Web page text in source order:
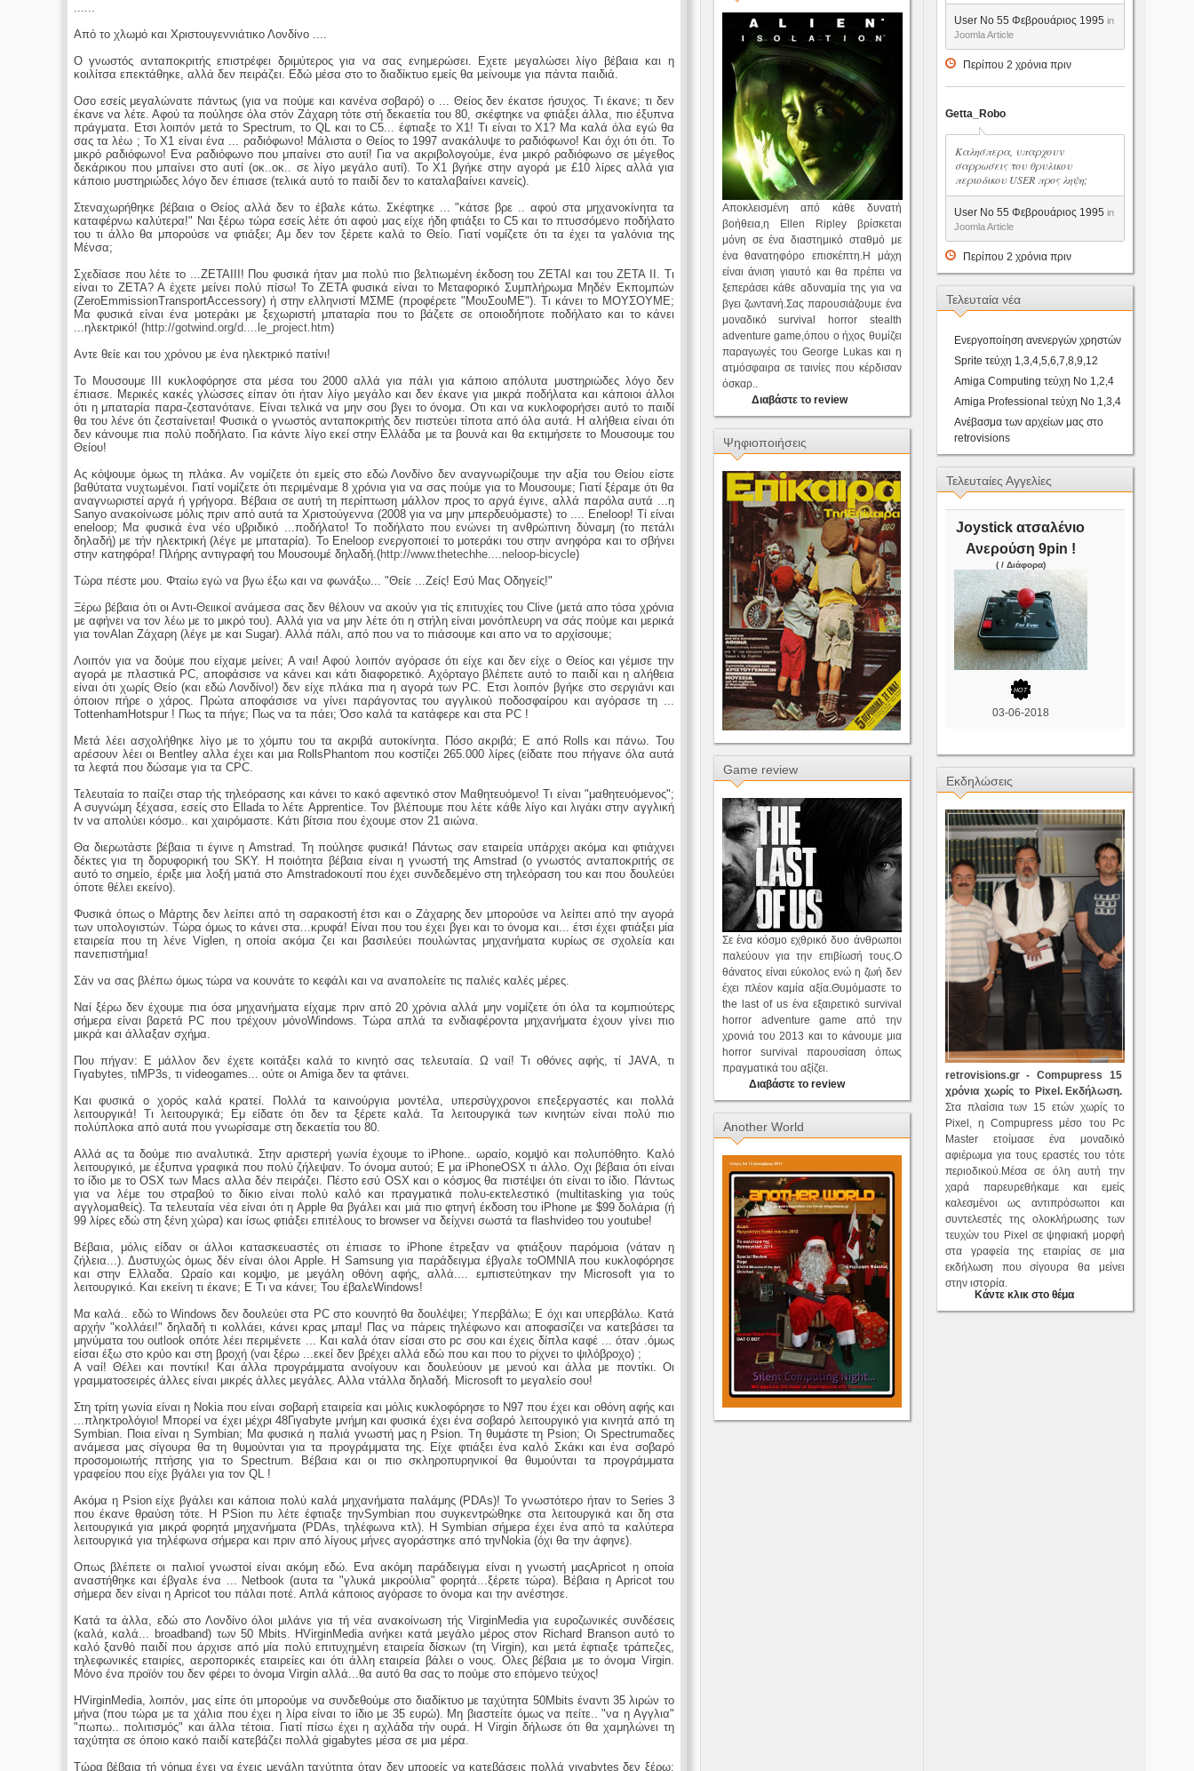
......
Από το χλωμό και Χριστουγεννιάτικο Λονδίνο ....
Ο γνωστός ανταποκριτής επιστρέφει δριμύτερος για να σας ενημερώσει. Εχετε μεγαλώσει λίγο βέβαια και η
κοιλίτσα επεκτάθηκε, αλλά δεν πειράζει. Εδώ μέσα στο το διαδίκτυο εμείς θα μείνουμε για πάντα παιδιά.
Οσο εσείς μεγαλώνατε πάντως (για να πούμε και κανένα σοβαρό) ο ... Θείος δεν έκατσε ήσυχος. Τι έκανε; τι δεν
έκανε να λέτε. Αφού τα πούλησε όλα στόν Ζάχαρη τότε στή δεκαετία του 80, σκέφτηκε να φτιάξει άλλα, πιο έξυπνα
πράγματα. Ετσι λοιπόν μετά το Spectrum, το QL και το C5... έφτιαξε το Χ1! Τι είναι το Χ1? Μα καλά όλα εγώ θα
σας τα λέω ; Το Χ1 είναι ένα ... ραδιόφωνο! Μάλιστα ο Θείος το 1997 ανακάλυψε το ραδιόφωνο! Και όχι ότι ότι. Το
μικρό ραδιόφωνο! Ενα ραδιόφωνο που μπαίνει στο αυτί! Για να ακριβολογούμε, ένα μικρό ραδιόφωνο σε μέγεθος
δεκάρικου που μπαίνει στο αυτί (οκ..οκ.. σε λίγο μεγάλο αυτί). Το Χ1 βγήκε στην αγορά με £10 λίρες αλλά για
κάποιο μυστηριώδες λόγο δεν έπιασε (τελικά αυτό το παιδί δεν το καταλαβαίνει κανείς).
Στεναχωρήθηκε βέβαια ο Θείος αλλά δεν το έβαλε κάτω. Σκέφτηκε ... "κάτσε βρε .. αφού στα μηχανοκίνητα τα
καταφέρνω καλύτερα!" Ναι ξέρω τώρα εσείς λέτε ότι αφού μας είχε ήδη φτιάξει το C5 και το πτυσσόμενο ποδήλατο
του τι άλλο θα μπορούσε να φτιάξει; Αμ δεν τον ξέρετε καλά το Θείο. Γιατί νομίζετε ότι τα έχει τα γαλόνια της
Μένσα;
Σχεδίασε που λέτε το ...ZETAIIΙ! Που φυσικά ήταν μια πολύ πιο βελτιωμένη έκδοση του ZETAI και του ΖΕΤΑ ΙΙ. Τι
είναι το ZETA? A έχετε μείνει πολύ πίσω! Το ΖΕΤΑ φυσικά είναι το Μεταφορικό Συμπλήρωμα Μηδέν Εκπομπών
(ΖeroEmmissionTransportAccessory) ή στην ελληνιστί ΜΣΜΕ (προφέρετε "ΜουΣουΜΕ"). Τι κάνει το ΜΟΥΣΟΥΜΕ;
Μα φυσικά είναι ένα μοτεράκι με ξεχωριστή μπαταρία που το βάζετε σε οποιοδήποτε ποδήλατο και το κάνει
...ηλεκτρικό! (http://gotwind.org/d....le_project.htm)
Αντε θείε και του χρόνου με ένα ηλεκτρικό πατίνι!
Το Μουσουμε ΙΙΙ κυκλοφόρησε στα μέσα του 2000 αλλά για πάλι για κάποιο απόλυτα μυστηριώδες λόγο δεν
έπιασε. Μερικές κακές γλώσσες είπαν ότι ήταν λίγο μεγάλο και δεν έκανε για μικρά ποδήλατα και κάποιοι άλλοι
ότι η μπαταρία παρα-ζεστανότανε. Είναι τελικά να μην σου βγει το όνομα. Οτι και να κυκλοφορήσει αυτό το παιδί
θα του λένε ότι ζεσταίνεται! Φυσικά ο γνωστός ανταποκριτής δεν πιστεύει τίποτα από όλα αυτά. Η αλήθεια είναι ότι
δεν κάνουμε πια πολύ ποδήλατο. Για κάντε λίγο εκεί στην Ελλάδα με τα βουνά και θα εκτιμήσετε το Μουσουμε του
Θείου!
Ας κόψουμε όμως τη πλάκα. Αν νομίζετε ότι εμείς στο εδώ Λονδίνο δεν αναγνωρίζουμε την αξία του Θείου είστε
βαθύτατα νυχτωμένοι. Γιατί νομίζετε ότι περιμέναμε 8 χρόνια για να σας πούμε για το Μουσουμε; Γιατί ξέραμε ότι θα
αναγνωριστεί αργά ή γρήγορα. Βέβαια σε αυτή τη περίπτωση μάλλον προς το αργά έγινε, αλλά παρόλα αυτά ...η
Sanyo ανακοίνωσε μόλις πριν από αυτά τα Χριστούγεννα (2008 για να μην μπερδευόμαστε) το .... Eneloop! Τί είναι
eneloop; Μα φυσικά ένα νέο υβριδικό ...ποδήλατο! Το ποδήλατο που ενώνει τη ανθρώπινη δύναμη (το πετάλι
δηλαδή) με τήν ηλεκτρική (λέγε με μπαταρία). Το Eneloop ενεργοποιεί το μοτεράκι του στην ανηφόρα και το σβήνει
στην κατηφόρα! Πλήρης αντιγραφή του Μουσουμέ δηλαδή.(http://www.thetechhe....neloop-bicycle)
Τώρα πέστε μου. Φταίω εγώ να βγω έξω και να φωνάξω... "Θείε ...Ζείς! Εσύ Μας Οδηγείς!"
Ξέρω βέβαια ότι οι Αντι-Θειικοί ανάμεσα σας δεν θέλουν να ακούν για τίς επιτυχίες του Clive (μετά απο τόσα χρόνια
με αφήνει να τον λέω με το μικρό του). Αλλά για να μην λέτε ότι η στήλη είναι μονόπλευρη να σάς πούμε και μερικά
για τονAlan Ζάχαρη (λέγε με και Sugar). Αλλά πάλι, από που να το πιάσουμε και απο να το αρχίσουμε;
Λοιπόν για να δούμε που είχαμε μείνει; Α ναι! Αφού λοιπόν αγόρασε ότι είχε και δεν είχε ο Θείος και γέμισε την
αγορά με πλαστικά PC, αποφάσισε να κάνει και κάτι διαφορετικό. Αχόρταγο βλέπετε αυτό το παιδί και η αλήθεια
είναι ότι χωρίς Θείο (και εδώ Λονδίνο!) δεν είχε πλάκα πια η αγορά των PC. Ετσι λοιπόν βγήκε στο σεργιάνι και
όποιον πήρε ο χάρος. Πρώτα αποφάσισε να γίνει παράγοντας του αγγλικού ποδοσφαίρου και αγόρασε τη ...
TottenhamHotspur ! Πως τα πήγε; Πως να τα πάει; Όσο καλά τα κατάφερε και στα PC !
Μετά λέει ασχολήθηκε λίγο με το χόμπυ του τα ακριβά αυτοκίνητα. Πόσο ακριβά; E από Rolls και πάνω. Του
αρέσουν λέει οι Bentley αλλα έχει και μια RollsPhantom που κοστίζει 265.000 λίρες (είδατε που πήγανε όλα αυτά
τα λεφτά που δώσαμε για τα CPC.
Τελευταία το παίζει σταρ τής τηλεόρασης και κάνει το κακό αφεντικό στον Μαθητευόμενο! Τι είναι "μαθητευόμενος";
Α συγνώμη ξέχασα, εσείς στο Ellada το λέτε Apprentice. Τον βλέπουμε που λέτε κάθε λίγο και λιγάκι στην αγγλική
tv να απολύει κόσμο.. και χαιρόμαστε. Κάτι βίτσια που έχουμε στον 21 αιώνα.
Θα διερωτάστε βέβαια τι έγινε η Amstrad. Τη πούλησε φυσικά! Πάντως σαν εταιρεία υπάρχει ακόμα και φτιάχνει
δέκτες για τη δορυφορική του SKY. Η ποιότητα βέβαια είναι η γνωστή της Amstrad (ο γνωστός ανταποκριτής σε
αυτό το σημείο, έριξε μια λοξή ματιά στο Amstradοκουτί που έχει συνδεδεμένο στη τηλεόραση του και που δουλεύει
όποτε θέλει εκείνο).
Φυσικά όπως ο Μάρτης δεν λείπει από τη σαρακοστή έτσι και ο Ζάχαρης δεν μπορούσε να λείπει από την αγορά
των υπολογιστών. Τώρα όμως το κάνει στα...κρυφά! Είναι που του έχει βγει και το όνομα και... έτσι έχει φτιάξει μία
εταιρεία που τη λένε Viglen, η οποία ακόμα ζει και βασιλεύει πουλώντας μηχανήματα κυρίως σε σχολεία και
πανεπιστήμια!
Σάν να σας βλέπω όμως τώρα να κουνάτε το κεφάλι και να αναπολείτε τις παλιές καλές μέρες.
Ναί ξέρω δεν έχουμε πια όσα μηχανήματα είχαμε πριν από 20 χρόνια αλλά μην νομίζετε ότι όλα τα κομπιούτερς
σήμερα είναι βαρετά PC που τρέχουν μόνοWindows. Τώρα απλά τα ενδιαφέροντα μηχανήματα έχουν γίνει πιο
μικρά και άλλαξαν σχήμα.
Που πήγαν: Ε μάλλον δεν έχετε κοιτάξει καλά το κινητό σας τελευταία. Ω ναί! Τι οθόνες αφής, τί JAVΑ, τι
Γιγαbytes, τιMP3s, τι videogames... ούτε οι Amiga δεν τα φτάνει.
Και φυσικά ο χορός καλά κρατεί. Πολλά τα καινούργια μοντέλα, υπερσύγχρονοι επεξεργαστές και πολλά
λειτουργικά! Τι λειτουργικά; Εμ είδατε ότι δεν τα ξέρετε καλά. Τα λειτουργικά των κινητών είναι πολύ πιο
πολύπλοκα από αυτά που γνωρίσαμε στη δεκαετία του 80.
Αλλά ας τα δούμε πιο αναλυτικά. Στην αριστερή γωνία έχουμε το iPhone.. ωραίο, κομψό και πολυπόθητο. Καλό
λειτουργικό, με έξυπνα γραφικά που πολύ ζήλεψαν. Το όνομα αυτού; Ε μα iPhoneOSX τι άλλο. Οχι βέβαια ότι είναι
το ίδιο με το OSX των Macs αλλα δέν πειράζει. Πέστο εσύ OSX και ο κόσμος θα πιστέψει ότι είναι το ίδιο. Πάντως
για να λέμε του στραβού το δίκιο είναι πολύ καλό και πραγματικά πολυ-εκτελεστικό (multitasking για τούς
αγγλομαθείς). Τα τελευταία νέα είναι ότι η Apple θα βγάλει και μιά πιο φτηνή έκδοση του iPhone με $99 δολάρια (ή
99 λίρες εδώ στη ξένη χώρα) και ίσως φτιάξει επιτέλους το browser να δείχνει σωστά τα flashvideo του youtube!
Βέβαια, μόλις είδαν οι άλλοι κατασκευαστές οτι έπιασε το iPhone έτρεξαν να φτιάξουν παρόμοια (νάταν η
ζήλεια...). Δυστυχώς όμως δέν είναι όλοι Apple. Η Samsung για παράδειγμα έβγαλε τοOMNIA που κυκλοφόρησε
και στην Ελλαδα. Ωραίο και κομψο, με μεγάλη οθόνη αφής, αλλά.... εμπιστεύτηκαν την Microsoft για το
λειτουργικό. Και εκείνη τι έκανε; Ε Tι να κάνει; Του έβαλεWindows!
Μα καλά.. εδώ το Windows δεν δουλεύει στα PC στο κουνητό θα δουλέψει; Υπερβάλω; Ε όχι και υπερβάλω. Κατά
αρχήν "κολλάει!" δηλαδή τι κολλάει, κάνει κρας μπαμ! Πας να πάρεις τηλέφωνο και αποφασίζει να κατεβάσει τα
μηνύματα του outlook οπότε λέει περιμένετε ... Και καλά όταν είσαι στο pc σου και έχεις δίπλα καφέ ... όταν .όμως
είσαι έξω στο κρύο και στη βροχή (ναι ξέρω ...εκεί δεν βρέχει αλλά εδώ που και που το ρίχνει το ψιλόβροχο) ;
Α ναί! Θέλει και ποντίκι! Και άλλα προγράμματα ανοίγουν και δουλεύουν με μενού και άλλα με ποντίκι. Οι
γραμματοσειρές άλλες είναι μικρές άλλες μεγάλες. Αλλα ντάλλα δηλαδή. Microsoft το μεγαλείο σου!
Στη τρίτη γωνία είναι η Nokia που είναι σοβαρή εταιρεία και μόλις κυκλοφόρησε το Ν97 που έχει και οθόνη αφής και
...πληκτρολόγιο! Μπορεί να έχει μέχρι 48Γιγαbyte μνήμη και φυσικά έχει ένα σοβαρό λειτουργικό για κινητά από τη
Symbian. Ποια είναι η Symbian; Μα φυσικά η παλιά γνωστή μας η Psion. Tη θυμάστε τη Psion; Οι Spectrumαδες
ανάμεσα μας σίγουρα θα τη θυμούνται για τα προγράμματα της. Είχε φτιάξει ένα καλό Σκάκι και ένα σοβαρό
προσομοιωτής πτήσης για το Spectrum. Βέβαια και οι πιο σκληροπυρηνικοί θα θυμούνται τα προγράμματα
γραφείου που είχε βγάλει για τον QL !
Ακόμα η Psion είχε βγάλει και κάποια πολύ καλά μηχανήματα παλάμης (PDAs)! Το γνωστότερο ήταν το Series 3
που έκανε θραύση τότε. Η PSion πυ λέτε έφτιαξε τηνSymbian που συγκεντρώθηκε στα λειτουργικά και δη στα
λειτουργικά για μικρά φορητά μηχανήματα (PDAs, τηλέφωνα κτλ). Η Symbian σήμερα έχει ένα από τα καλύτερα
λειτουργικά για τηλέφωνα σήμερα και πριν από λίγους μήνες αγοράστηκε από τηνNokia (όχι θα την άφηνε).
Οπως βλέπετε οι παλιοί γνωστοί είναι ακόμη εδώ. Ενα ακόμη παράδειγμα είναι η γνωστή μαςApricot η οποία
αναστήθηκε και έβγαλε ένα ... Netbook (αυτα τα "γλυκά μικρούλια" φορητά...ξέρετε τώρα). Βέβαια η Apricot του
σήμερα δεν είναι η Apricot του πάλαι ποτέ. Απλά κάποιος αγόρασε το όνομα και την ανέστησε.
Κατά τα άλλα, εδώ στο Λονδίνο όλοι μιλάνε για τή νέα ανακοίνωση τής VirginMedia για ευροζωνικές συνδέσεις
(καλά, καλά... broadband) των 50 Mbits. HVirginMedia ανήκει κατά μεγάλο μέρος στον Richard Branson αυτό το
καλό ξανθό παιδί που άρχισε από μία πολύ επιτυχημένη εταιρεία δίσκων (τη Virgin), και μετά έφτιαξε τράπεζες,
τηλεφωνικές εταιρίες, αεροπορικές εταιρείες και ότι άλλη εταιρεία βάλει ο νους. Ολες βέβαια με το όνομα Virgin.
Μόνο ένα προϊόν του δεν φέρει το όνομα Virgin αλλά...θα αυτό θα σας το πούμε στο επόμενο τεύχος!
ΗVirginMedia, λοιπόν, μας είπε ότι μπορούμε να συνδεθούμε στο διαδίκτυο με ταχύτητα 50Mbits έναντι 35 λιρών το
μήνα (που τώρα με τα χάλια που έχει η λίρα είναι το ίδιο με 35 ευρώ). Μη βιαστείτε όμως να πείτε.. "να η Αγγλια"
"πωπω.. πολιτισμός" και άλλα τέτοια. Γιατί πίσω έχει η αχλάδα τήν ουρά. Η Virgin δήλωσε ότι θα χαμηλώνει τη
ταχύτητα σε όποιο κακό παιδί κατεβάζει πολλά gigabytes μέσα σε μια μέρα.
Τώρα βέβαια τή νόημα έχει να έχεις μεγάλη ταχύτητα όταν δεν μπορείς να κατεβάσεις πολλά γιγαbytes δεν ξέρω;
Αποκλεισμένη από κάθε δυνατή
βοήθεια,η Ellen Ripley βρίσκεται
μόνη σε ένα διαστημικό σταθμό με
ένα θανατηφόρο επισκέπτη.Η μάχη
είναι άνιση γιαυτό και θα πρέπει να
ξεπεράσει κάθε αδυναμία της για να
βγει ζωντανή.Σας παρουσιάζουμε ένα
μοναδικό survival horror stealth
adventure game,όπου ο ήχος θυμίζει
παραγωγές του George Lukas και η
ατμόσφαιρα σε ταινίες που κέρδισαν
όσκαρ..
Διαβάστε το review
Ψηφιοποιήσεις
Game review
Σε ένα κόσμο εχθρικό δυο άνθρωποι
παλεύουν για την επιβίωσή τους.Ο
θάνατος είναι εύκολος ενώ η ζωή δεν
έχει πλέον καμία αξία.Θυμόμαστε το
the last of us ένα εξαιρετικό survival
horror adventure game από την
χρονιά του 2013 και το κάνουμε μια
horror survival παρουσίαση όπως
πραγματικά του αξίζει.
Διαβάστε το review
Another World
User No 55 Φεβρουάριος 1995 in
Joomla Article
Περίπου 2 χρόνια πριν
Getta_Robo
Καλησπερα, υπαρχουν
σαρρωσεις του θρυλικου
περιοδικου USER προς ληψη;
User No 55 Φεβρουάριος 1995 in
Joomla Article
Περίπου 2 χρόνια πριν
Τελευταία νέα
Ενεργοποίηση ανενεργών χρηστών
Sprite τεύχη 1,3,4,5,6,7,8,9,12
Amiga Computing τεύχη Νο 1,2,4
Amiga Professional τεύχη Νο 1,3,4
Ανέβασμα των αρχείων μας στο
retrovisions
Τελευταίες Αγγελίες
Joystick ατσαλένιο
Ανερούση 9pin !
( / Διάφορα)
03-06-2018
Εκδηλώσεις
retrovisions.gr - Compupress 15
χρόνια χωρίς το Pixel. Εκδήλωση.
Στα πλαίσια των 15 ετών χωρίς το
Pixel, η Compupress μέσο του Pc
Master ετοίμασε ένα μοναδικό
αφιέρωμα για τους εραστές του τότε
περιοδικού.Μέσα σε όλη αυτή την
χαρά παρευρεθήκαμε και εμείς
καλεσμένοι ως αντιπρόσωποι και
συντελεστές της ολοκλήρωσης των
τευχών του Pixel σε ψηφιακή μορφή
στα γραφεία της εταιρίας σε μια
εκδήλωση που σίγουρα θα μείνει
στην ιστορία.
Κάντε κλικ στο θέμα